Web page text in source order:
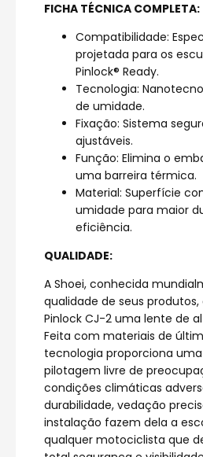
FICHA TÉCNICA COMPLETA:
Compatibilidade:
projetada para os
Pinlock® Ready.
Tecnologia:
de umidade.
Fixação: Sistema
ajustáveis.
Função: Elimina o
uma barreira térmica.
Material: Superfície
umidade para maior
eficiência.
QUALIDADE:
A Shoei, conhecida
qualidade de seus
Pinlock CJ-2 uma lente de
Feita com materiais de
tecnologia proporciona
pilotagem livre de
condições climáticas
durabilidade, vedação
instalação fazem dela a
qualquer motociclista que